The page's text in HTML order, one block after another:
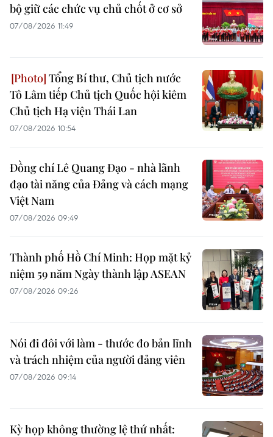
bộ giữ các chức vụ chủ chốt ở cơ sở
07/08/2026 11:49
Tổng Bí thư, Chủ tịch nước
Tô Lâm tiếp Chủ tịch Quốc hội kiêm
Chủ tịch Hạ viện Thái Lan
07/08/2026 10:54
Đồng chí Lê Quang Đạo - nhà lãnh
đạo tài năng của Đảng và cách mạng
Việt Nam
07/08/2026 09:49
Thành phố Hồ Chí Minh: Họp mặt kỷ
niệm 59 năm Ngày thành lập ASEAN
07/08/2026 09:26
Nói đi đôi với làm - thước đo bản lĩnh
và trách nhiệm của người đảng viên
07/08/2026 09:14
Kỳ họp không thường lệ thứ nhất: